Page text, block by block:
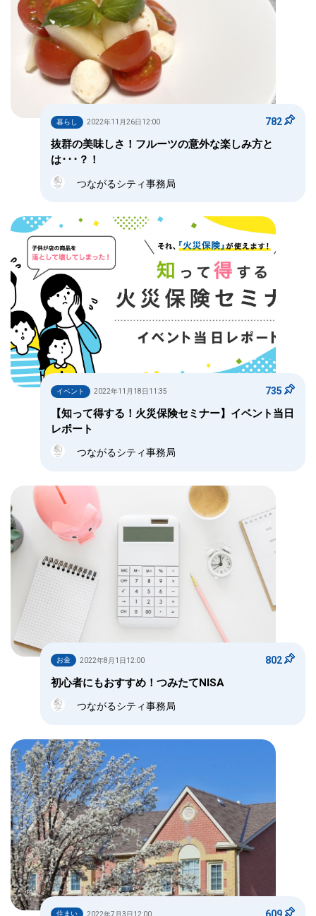
暮らし 2022年11月26日12:00 782
抜群の美味しさ！フルーツの意外な楽しみ方と
は･･･？！
つながるシティ事務局
イベント 2022年11月18日11:35 735
【知って得する！火災保険セミナー】イベント当日
レポート
つながるシティ事務局
お金 2022年8月1日12:00 802
初心者にもおすすめ！つみたてNISA
つながるシティ事務局
住まい 2022年7月3日12:00 609